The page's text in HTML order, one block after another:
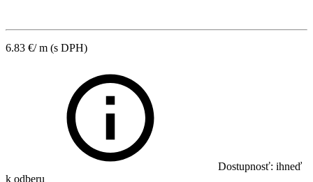
6.83 €/ m (s DPH)
Dostupnosť: ihneď
k odberu